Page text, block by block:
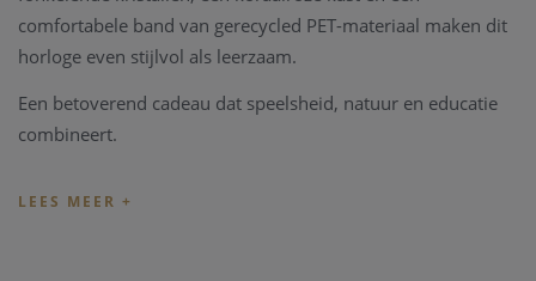
comfortabele band van gerecycled PET-materiaal maken dit
horloge even stijlvol als leerzaam.
Een betoverend cadeau dat speelsheid, natuur en educatie
combineert.
Details: